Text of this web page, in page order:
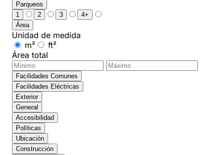
Parqueos
1
2 3
4+
Área
Unidad de medida
m²
ft²
Área total
Facilidades Comunes
Facilidades Eléctricas
Exterior
General
Accesibilidad
Políticas
Ubicación
Construcción